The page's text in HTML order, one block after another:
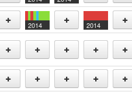
Add Add Add
Add
2014
Add
2014
Add
Add Add Add Add Add